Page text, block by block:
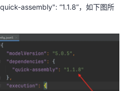
assembly": “1.1.8”，如下图所